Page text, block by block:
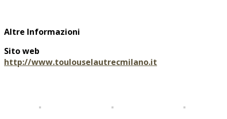
Altre Informazioni
Sito web
http://www.toulouselautrecmilano.it